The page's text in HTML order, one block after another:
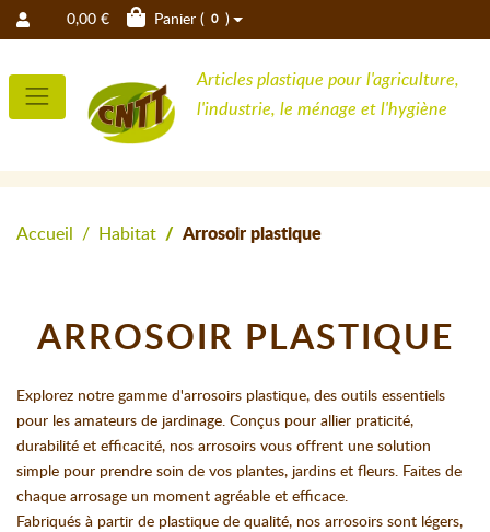
0,00 € Panier ( 0 )
Articles plastique pour l'agriculture,
l'industrie, le ménage et l'hygiène
Accueil Habitat Arrosoir plastique
ARROSOIR PLASTIQUE
Explorez notre gamme d'arrosoirs plastique, des outils essentiels
pour les amateurs de jardinage. Conçus pour allier praticité,
durabilité et efficacité, nos arrosoirs vous offrent une solution
simple pour prendre soin de vos plantes, jardins et fleurs. Faites de
chaque arrosage un moment agréable et efficace.
Fabriqués à partir de plastique de qualité, nos arrosoirs sont légers,